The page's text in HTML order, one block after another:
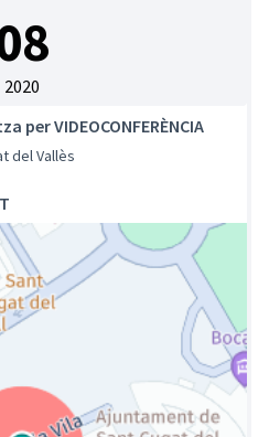
2020
per VIDEOCONFERÈNCIA
del Vallès